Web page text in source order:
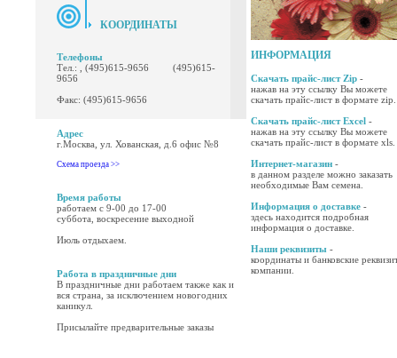
КООРДИНАТЫ
Телефоны
Тел.: , (495)615-9656 (495)615-
9656
Факс: (495)615-9656
Адрес
г.Москва, ул. Хованская, д.6 офис №8
Схема проезда >>
Время работы
работаем с 9-00 до 17-00
суббота, воскресение выходной
Июль отдыхаем.
Работа в праздничные дни
В праздничные дни работаем также как и
вся страна, за исключением новогодних
каникул.
Присылайте предварительные заказы
ИНФОРМАЦИЯ
Скачать прайс-лист Zip -
нажав на эту ссылку Вы можете
скачать прайс-лист в формате zip.
Скачать прайс-лист Excel -
нажав на эту ссылку Вы можете
скачать прайс-лист в формате xls.
Интернет-магазин -
в данном разделе можно заказать
необходимые Вам семена.
Информация о доставке -
здесь находится подробная
информация о доставке.
Наши реквизиты -
координаты и банковские
компании.